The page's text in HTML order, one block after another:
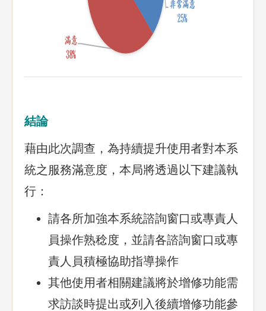
結論
藉由此次調查，為持續提升使用者對本系
統之服務滿意度，本局將透過以下建議執
行：
請各所加強本系統諮詢窗口或專責人
員操作熟稔度，並請各諮詢窗口或專
責人員積極協助指導操作
其他使用者相關建議將於增修功能需
求訪談時提出或列入後續增修功能參